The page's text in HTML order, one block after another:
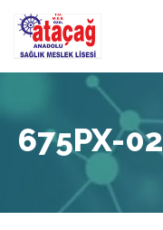
675PX-02